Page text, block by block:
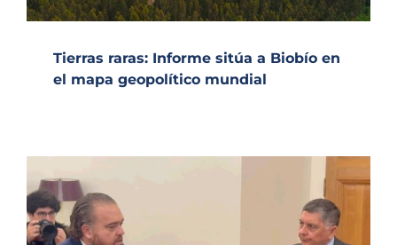
Tierras raras: Informe sitúa a Biobío en
el mapa geopolítico mundial